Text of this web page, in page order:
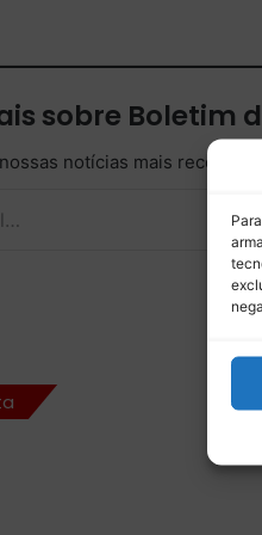
sobre Boletim
notícias mais recentes